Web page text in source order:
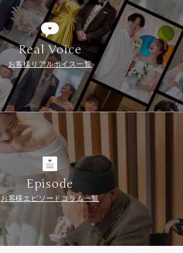
Real Voice
お客様リアルボイス一覧
Episode
お客様エピソードコラム一覧